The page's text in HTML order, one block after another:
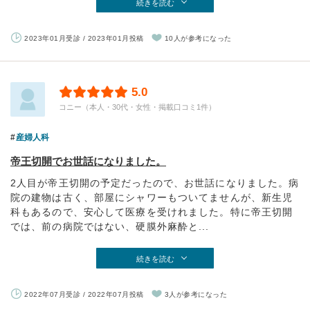
続きを読む
2023年01月受診 / 2023年01月投稿 10人が参考になった
5.0
コニー（本人・30代・女性・掲載口コミ1件）
産婦人科
帝王切開でお世話になりました。
2人目が帝王切開の予定だったので、お世話になりました。病
院の建物は古く、部屋にシャワーもついてませんが、新生児
科もあるので、安心して医療を受けれました。特に帝王切開
では、前の病院ではない、硬膜外麻酔と...
続きを読む
2022年07月受診 / 2022年07月投稿 3人が参考になった